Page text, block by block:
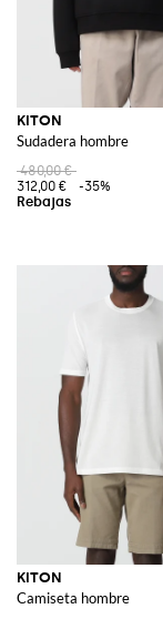
KITON
Sudadera hombre
480,00 €
312,00 €
-35%
KITON
Camiseta hombre